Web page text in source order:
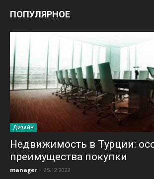
ПОПУЛЯРНОЕ
Дизайн
Недвижимость в Турции:
преимущества покупки
manager - 25.12.2022